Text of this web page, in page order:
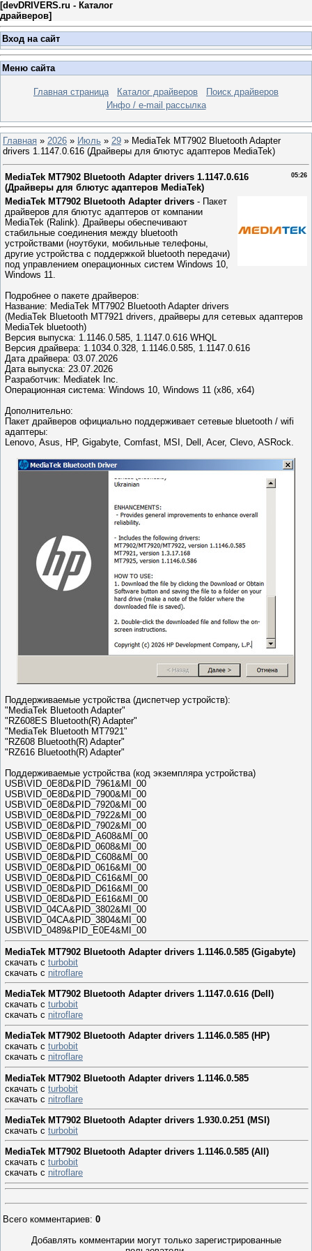
[devDRIVERS.ru - Каталог
драйверов]
Вход на сайт
Меню сайта
Главная страница Каталог драйверов
Поиск драйверов
Инфо / e-mail рассылка
Главная » 2026 » Июль » 29 » MediaTek MT7902 Bluetooth Adapter
drivers 1.1147.0.616 (Драйверы для блютуc адаптеров MediaTek)
05:26
MediaTek MT7902 Bluetooth Adapter drivers 1.1147.0.616
(Драйверы для блютуc адаптеров MediaTek)
MediaTek MT7902 Bluetooth Adapter drivers - Пакет
драйверов для блютус адаптеров от компании
MediaTek (Ralink). Драйверы обеспечивают
стабильные соединения между bluetooth
устройствами (ноутбуки, мобильные телефоны,
другие устройства с поддержкой bluetooth передачи)
под управлением операционных систем Windows 10,
Windows 11.
Подробнее о пакете драйверов:
Название: MediaTek MT7902 Bluetooth Adapter drivers
(MediaTek Bluetooth MT7921 drivers, драйверы для сетевых адаптеров
MediaTek bluetooth)
Версия выпуска: 1.1146.0.585, 1.1147.0.616 WHQL
Версия драйвера: 1.1034.0.328, 1.1146.0.585, 1.1147.0.616
Дата драйвера: 03.07.2026
Дата выпуска: 23.07.2026
Разработчик: Mediatek Inc.
Операционная система: Windows 10, Windows 11 (x86, x64)
Дополнительно:
Пакет драйверов официально поддерживает сетевые bluetooth / wifi
адаптеры:
Lenovo, Asus, HP, Gigabyte, Comfast, MSI, Dell, Acer, Clevo, ASRock.
Поддерживаемые устройства (диспетчер устройств):
"MediaTek Bluetooth Adapter"
"RZ608ES Bluetooth(R) Adapter"
"MediaTek Bluetooth MT7921"
"RZ608 Bluetooth(R) Adapter"
"RZ616 Bluetooth(R) Adapter"
Поддерживаемые устройства (код экземпляра устройства)
USB\VID_0E8D&PID_7961&MI_00
USB\VID_0E8D&PID_7900&MI_00
USB\VID_0E8D&PID_7920&MI_00
USB\VID_0E8D&PID_7922&MI_00
USB\VID_0E8D&PID_7902&MI_00
USB\VID_0E8D&PID_A608&MI_00
USB\VID_0E8D&PID_0608&MI_00
USB\VID_0E8D&PID_C608&MI_00
USB\VID_0E8D&PID_0616&MI_00
USB\VID_0E8D&PID_C616&MI_00
USB\VID_0E8D&PID_D616&MI_00
USB\VID_0E8D&PID_E616&MI_00
USB\VID_04CA&PID_3802&MI_00
USB\VID_04CA&PID_3804&MI_00
USB\VID_0489&PID_E0E4&MI_00
MediaTek MT7902 Bluetooth Adapter drivers 1.1146.0.585 (Gigabyte)
скачать с turbobit
скачать с nitroflare
MediaTek MT7902 Bluetooth Adapter drivers 1.1147.0.616 (Dell)
скачать с turbobit
скачать с nitroflare
MediaTek MT7902 Bluetooth Adapter drivers 1.1146.0.585 (HP)
скачать с turbobit
скачать с nitroflare
MediaTek MT7902 Bluetooth Adapter drivers 1.1146.0.585
скачать с turbobit
скачать с nitroflare
MediaTek MT7902 Bluetooth Adapter drivers 1.930.0.251 (MSI)
скачать с turbobit
MediaTek MT7902 Bluetooth Adapter drivers 1.1146.0.585 (All)
скачать с turbobit
скачать с nitroflare
Всего комментариев: 0
Добавлять комментарии могут только зарегистрированные